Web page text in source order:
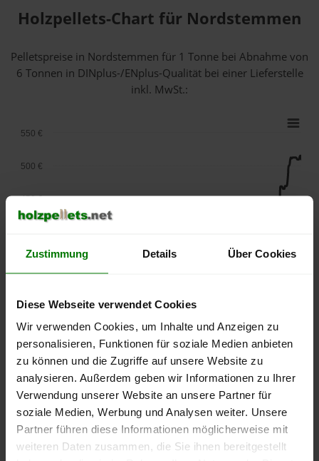
Zustimmung Details Über Cookies
Diese Webseite verwendet Cookies
Wir verwenden Cookies, um Inhalte und Anzeigen zu
personalisieren, Funktionen für soziale Medien anbieten
zu können und die Zugriffe auf unsere Website zu
analysieren. Außerdem geben wir Informationen zu Ihrer
Verwendung unserer Website an unsere Partner für
soziale Medien, Werbung und Analysen weiter. Unsere
Partner führen diese Informationen möglicherweise mit
weiteren Daten zusammen, die Sie ihnen bereitgestellt
Holzpellets-Chart für Nordstemmen
Pelletspreise in Nordstemmen für 1 Tonne bei Abnahmevon
6 Tonnen in DINplus-/ENplus-Qualität bei einer Lieferstelle
inkl. MwSt.:
lose Ware Sackware
September
Januar
Mai
250 €
450 €
500 €
550 €
Die aktuelle Preisentwicklung für Holzpellets in Deutschland
können Sie jederzeit auf unsererPelletspreise-Seite
nachvollziehen.